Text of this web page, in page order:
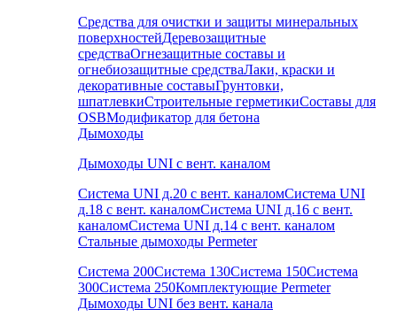
Средства для очистки и защиты минеральных
поверхностейДеревозащитные
средстваОгнезащитные составы и
огнебиозащитные средстваЛаки, краски и
декоративные составыГрунтовки,
шпатлевкиСтроительные герметикиСоставы для
OSBМодификатор для бетона
Дымоходы
Дымоходы UNI с вент. каналом
Система UNI д.20 с вент. каналомСистема UNI
д.18 с вент. каналомСистема UNI д.16 с вент.
каналомСистема UNI д.14 с вент. каналом
Стальные дымоходы Permeter
Система 200Система 130Система 150Система
300Система 250Комплектующие Permeter
Дымоходы UNI без вент. канала